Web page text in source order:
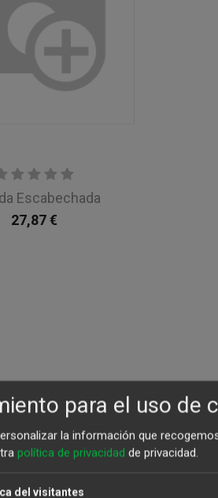
Escabechada
27,87€
para el uso de
la información que
política de privacidad de privacidad.
del visitantes